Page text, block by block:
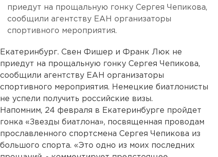
приедут на прощальную гонку Сергея Чепикова,
сообщили агентству ЕАН организаторы
спортивного мероприятия.
Екатеринбург. Свен Фишер и Франк Люк не
приедут на прощальную гонку Сергея Чепикова,
сообщили агентству ЕАН организаторы
спортивного мероприятия. Немецкие биатлонисты
не успели получить российские визы.
Напомним, 24 февраля в Екатеринбурге пройдет
гонка «Звезды биатлона», посвященная проводам
прославленного спортсмена Сергея Чепикова из
большого спорта. «Это одно из моих последних